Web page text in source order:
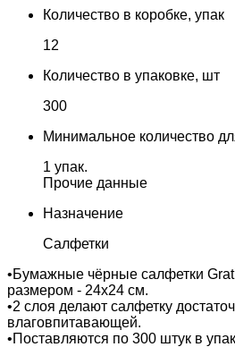
Количество в коробке, упак
12
Количество в упаковке, шт
300
Минимальное количество
1 упак.
Прочие данные
Назначение
Салфетки
•Бумажные чёрные салфетки
размером - 24х24 см.
•2 слоя делают салфетку
влаговпитавающей.
•Поставляются по 300 штук в